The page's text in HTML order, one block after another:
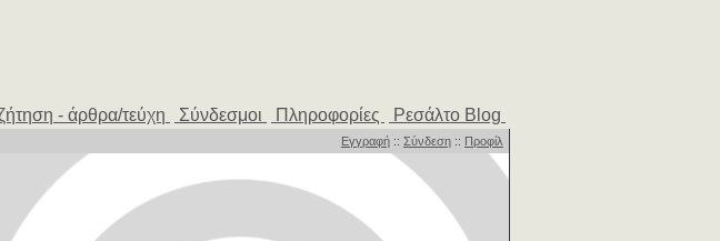
- άρθρα/τεύχη Σύνδεσμοι Πληροφορίες Ρεσάλτο Blog
Εγγραφή :: Σύνδεση :: Προφίλ